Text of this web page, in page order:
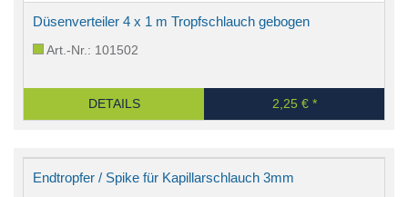
Düsenverteiler 4 x 1 m Tropfschlauch gebogen
Art.-Nr.: 101502
DETAILS 2,25 € *
Endtropfer / Spike für Kapillarschlauch 3mm